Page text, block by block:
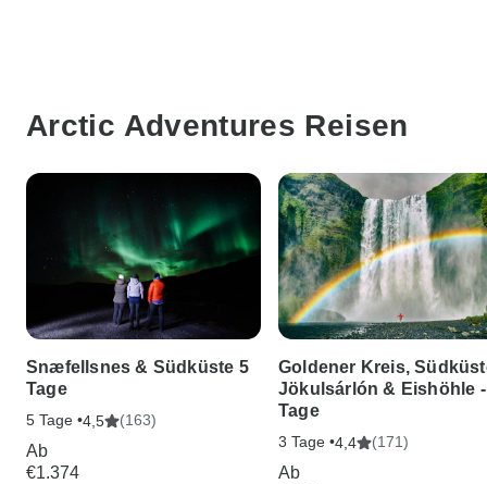
Arctic Adventures Reisen
Snæfellsnes & Südküste 5
Tage
5 Tage •4,5 (163)
Ab
€1.374
Goldener Kreis,
Jökulsárlón & Eishöhle
Tage
3 Tage •4,4 (171)
Ab